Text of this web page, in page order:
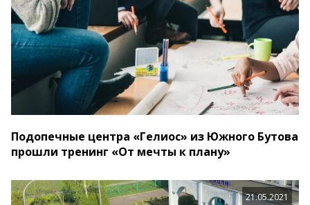
Подопечные центра «Гелиос» из Южного Бутова
прошли тренинг «От мечты к плану»
21.05.2021